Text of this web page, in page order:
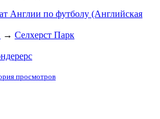
Англии по футболу (Английская
→ Селхерст Парк
просмотров